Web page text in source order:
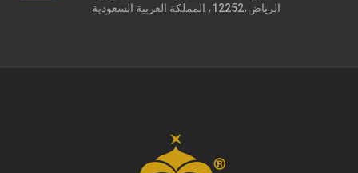
الرياض،12252، المملكة العربية السعودية